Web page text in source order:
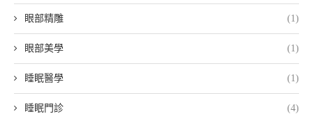
眼部精雕 (1)
眼部美學 (1)
睡眠醫學 (1)
睡眠門診 (4)